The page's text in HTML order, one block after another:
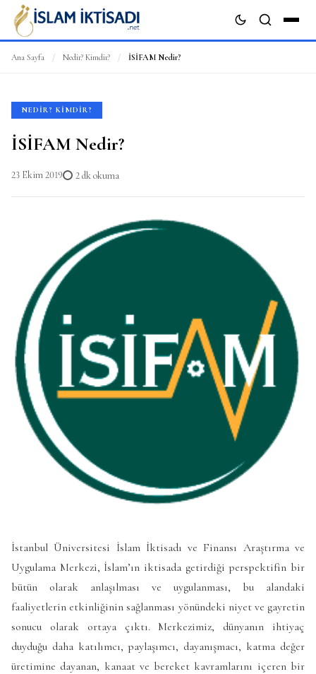
Ana Sayfa / Nedir? Kimdir? / İSİFAM Nedir?
NEDIR? KIMDIR?
İSİFAM Nedir?
23 Ekim 2019 2 dk okuma
İstanbul Üniversitesi İslam İktisadı ve Finansı Araştırma ve
Uygulama Merkezi, İslam’ın iktisada getirdiği perspektifin bir
bütün olarak anlaşılması ve uygulanması, bu alandaki
faaliyetlerin etkinliğinin sağlanması yönündeki niyet ve gayretin
sonucu olarak ortaya çıktı. Merkezimiz, dünyanın ihtiyaç
duyduğu daha katılımcı, paylaşımcı, dayanışmacı, katma değer
üretimine dayanan, kanaat ve bereket kavramlarını içeren bir